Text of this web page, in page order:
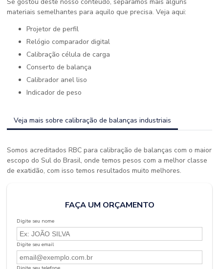
materiais semelhantes para aquilo que precisa. Veja aqui:
projetor de perfil
relógio comparador digital
calibração célula de carga
conserto de balança
calibrador anel liso
indicador de peso
Veja mais sobre calibração de balanças industriais
Somos acreditados RBC para calibração de balanças com o maior
escopo do Sul do Brasil, onde temos pesos com a melhor classe
de exatidão, com isso temos resultados muito melhores.
FAÇA UM ORÇAMENTO
Digite seu nome
Digite seu email